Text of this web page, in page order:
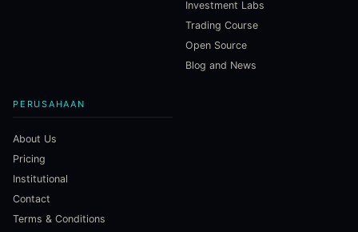
Investment Labs
Trading Course
Open Source
Blog and News
PERUSAHAAN
About Us
Pricing
Institutional
Contact
Terms & Conditions